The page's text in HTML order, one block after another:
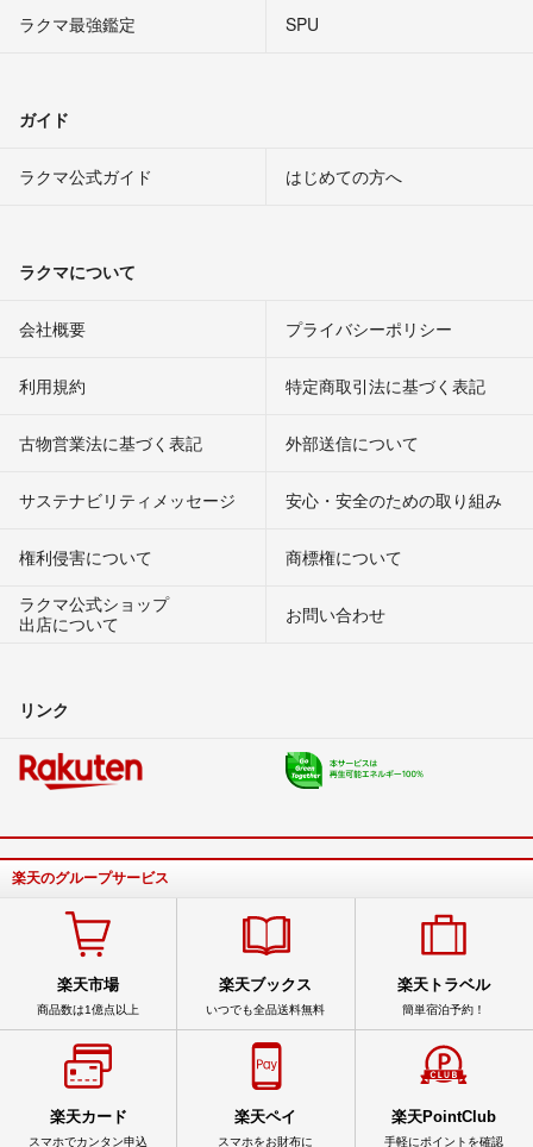
ラクマ最強鑑定
SPU
ガイド
ラクマ公式ガイド はじめての方へ
ラクマについて
会社概要 プライバシーポリシー
利用規約 特定商取引法に基づく表記
古物営業法に基づく表記 外部送信について
サステナビリティメッセージ 安心・安全のための取り組み
権利侵害について
商標権について
ラクマ公式ショップ
出店について
お問い合わせ
リンク
楽天のグループサービス
楽天市場
商品数は1億点以上
楽天ブックス
いつでも全品送料無料
楽天トラベル
簡単宿泊予約！
楽天カード
スマホでカンタン申込
楽天ペイ
スマホをお財布に
楽天PointClub
手軽にポイントを確認